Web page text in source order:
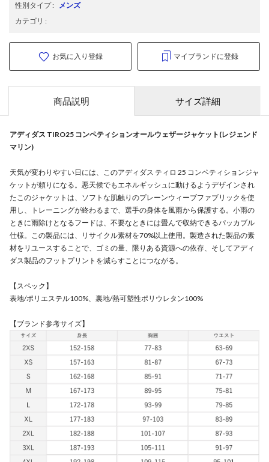
性別タイプ: メンズ
カテゴリ :
お気に入り登録 マイブランドに登録
商品説明 サイズ詳細
アディダス TIRO25 コンペティションオールウェザージャケット(レジェンド
マリン)
天気が変わりやすい日には、このアディダス ティロ 25 コンペティションジャ
ケットが頼りになる。悪天候でもエネルギッシュに動けるようデザインされ
たこのジャケットは、ソフトな肌触りのプレーンウィーブファブリックを使
用し、トレーニングが終わるまで、選手の身体を風雨から保護する。小雨の
ときに雨除けとなるフードは、不要なときには畳んで収納できるパッカブル
仕様。この製品には、リサイクル素材を70%以上使用。製造された製品の素
材をリユースすることで、ゴミの量、限りある資源への依存、そしてアディ
ダス製品のフットプリントを減らすことにつながる。
【スペック】
表地/ポリエステル100%、裏地/熱可塑性ポリウレタン100%
【ブランド参考サイズ】